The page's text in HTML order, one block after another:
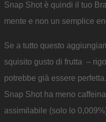
Snap Shot è quindi il tuo
mente e non un semplice
Se a tutto questo
squisito gusto di frutta –
potrebbe già essere
Snap Shot ha meno
assimilabile (solo lo